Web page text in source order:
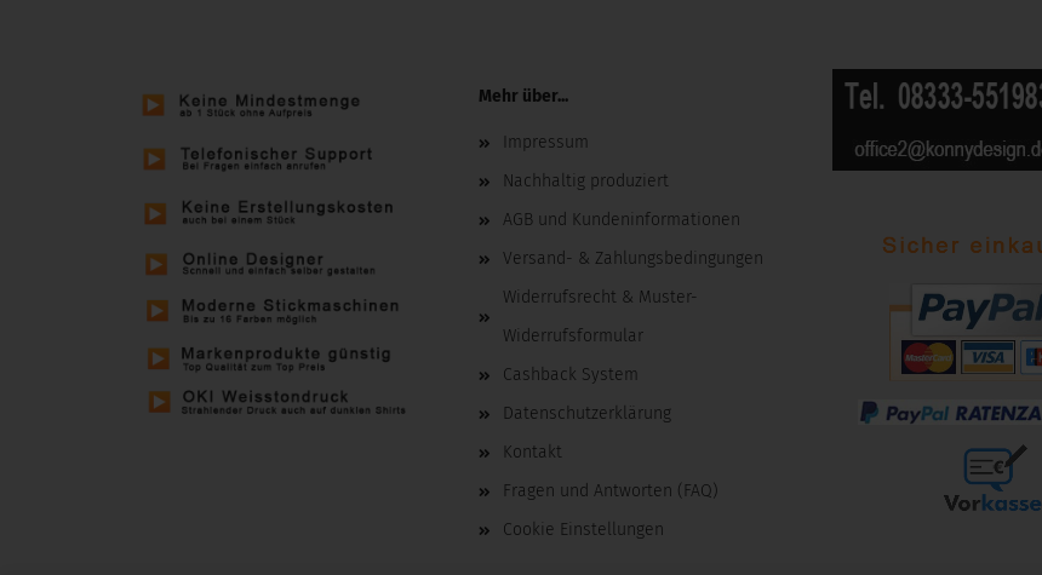
Mehr über...
Impressum
Nachhaltig produziert
AGB und Kundeninformationen
Versand- & Zahlungsbedingungen
Widerrufsrecht & Muster-
Widerrufsformular
Cashback System
Datenschutzerklärung
Kontakt
Fragen und Antworten (FAQ)
Cookie Einstellungen